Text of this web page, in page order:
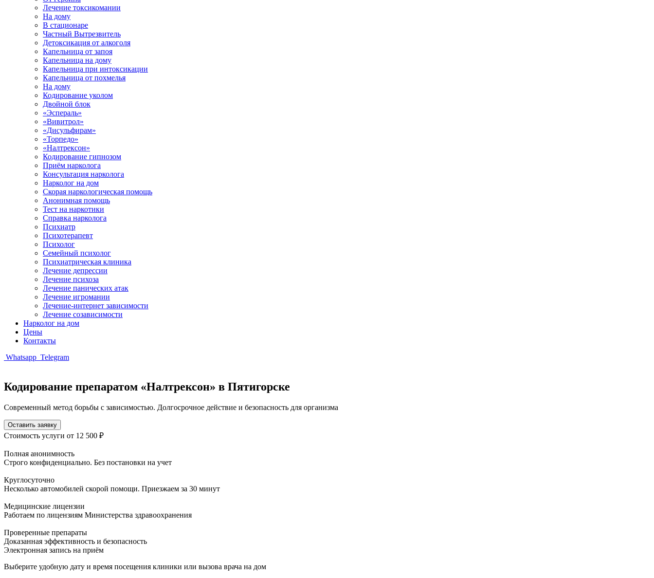
Лечение токсикомании
На дому
В стационаре
Частный Вытрезвитель
Детоксикация от алкоголя
Капельница от запоя
Капельница на дому
Капельница при интоксикации
Капельница от похмелья
На дому
Кодирование уколом
Двойной блок
«Эспераль»
«Вивитрол»
«Дисульфирам»
«Торпедо»
«Налтрексон»
Кодирование гипнозом
Приём нарколога
Консультация нарколога
Нарколог на дом
Скорая наркологическая помощь
Анонимная помощь
Тест на наркотики
Справка нарколога
Психиатр
Психотерапевт
Психолог
Семейный психолог
Психиатрическая клиника
Лечение депрессии
Лечение психоза
Лечение панических атак
Лечение игромании
Лечение-интернет зависимости
Лечение созависимости
Нарколог на дом
Цены
Контакты
Whatsapp Telegram
Кодирование препаратом «Налтрексон» в Пятигорске
Современный метод борьбы с зависимостью. Долгосрочное действие и безопасность для организма
Оставить заявку
Стоимость услуги от 12 500 ₽
Полная анонимность
Строго конфиденциально. Без постановки на учет
Круглосуточно
Несколько автомобилей скорой помощи. Приезжаем за 30 минут
Медицинские лицензии
Работаем по лицензиям Министерства здравоохранения
Проверенные препараты
Доказанная эффективность и безопасность
Электронная запись на приём
Выберите удобную дату и время посещения клиники или вызова врача на дом